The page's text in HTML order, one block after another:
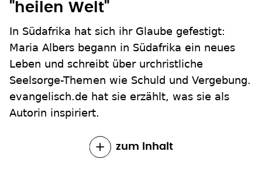
"heilen Welt"
In Südafrika hat sich ihr Glaube gefestigt:
Maria Albers begann in Südafrika ein neues
Leben und schreibt über urchristliche
Seelsorge-Themen wie Schuld und Vergebung.
evangelisch.de hat sie erzählt, was sie als
Autorin inspiriert.
zum Inhalt